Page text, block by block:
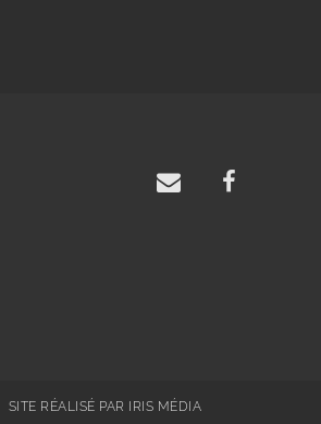
SITE RÉALISÉ PAR IRIS MÉDIA